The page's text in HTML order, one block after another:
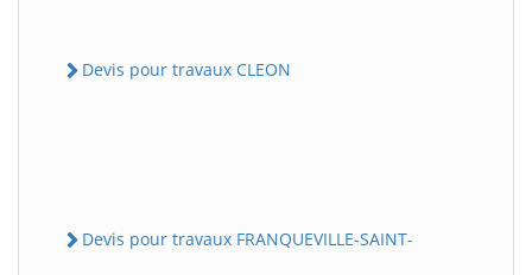
Devis pour travaux CLEON
Devis pour travaux FRANQUEVILLE-SAINT-